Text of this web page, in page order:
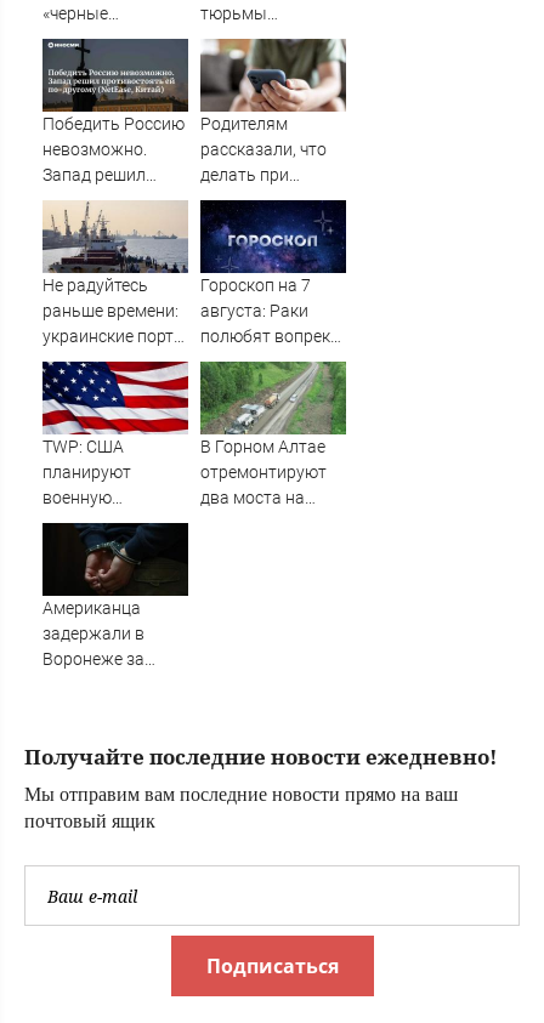
«черные
трансплантологи»
извлекали у еще
живых пациентов
тюрьмы
американцу
Гилману по
новому делу
Победить Россию
невозможно.
Запад решил
противостоять ей
по-другому
(NetEase, Китай)
Родителям
рассказали, что
делать при
вербовке ребёнка
в интернете - RT
Russia -
Медиаплатформа
МирТесен
Не радуйтесь
раньше времени:
украинские порты
стонут, но
«Рыбарь» назвал
четыре причины,
почему угроза
Гороскоп на 7
августа: Раки
полюбят вопреки,
а Козероги
ощутят прилив
сил
TWP: США
планируют
военную
операцию против
террористов в
Мали
В Горном Алтае
отремонтируют
два моста на
Американца
задержали в
Воронеже за
Получайте последние новости ежедневно!
Мы отправим вам последние новости прямо на ваш
почтовый ящик
Подписаться